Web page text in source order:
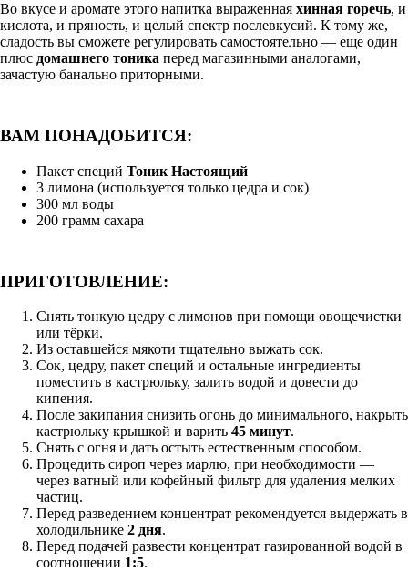
Во вкусе и аромате этого напитка выраженная хинная горечь, и
кислота, и пряность, и целый спектр послевкусий. К тому же,
сладость вы сможете регулировать самостоятельно — еще один
плюс домашнего тоника перед магазинными аналогами,
зачастую банально приторными.
ВАМ ПОНАДОБИТСЯ:
Пакет специй Тоник Настоящий
3 лимона (используется только цедра и сок)
300 мл воды
200 грамм сахара
ПРИГОТОВЛЕНИЕ:
Снять тонкую цедру с лимонов при помощи овощечистки
или тёрки.
Из оставшейся мякоти тщательно выжать сок.
Сок, цедру, пакет специй и остальные ингредиенты
поместить в кастрюльку, залить водой и довести до
кипения.
После закипания снизить огонь до минимального, накрыть
кастрюльку крышкой и варить 45 минут.
Снять с огня и дать остыть естественным способом.
Процедить сироп через марлю, при необходимости —
через ватный или кофейный фильтр для удаления мелких
частиц.
Перед разведением концентрат рекомендуется выдержать в
холодильнике 2 дня.
Перед подачей развести концентрат газированной водой в
соотношении 1:5.